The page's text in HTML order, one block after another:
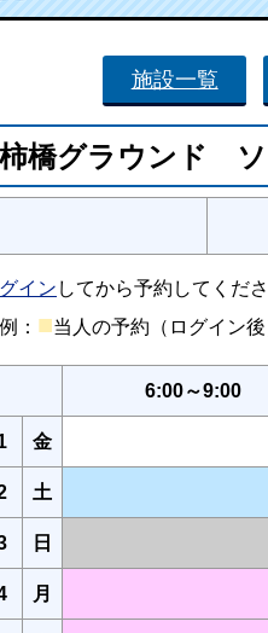
施設一覧
柿橋グラウンド
イン してから予約してくださ
： ■当人の予約（ログイン
6:00～9:00
金
土
日
月